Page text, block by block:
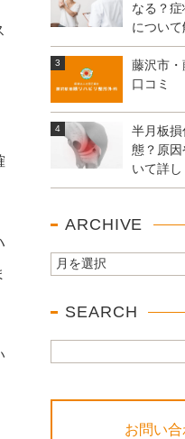
なる？
について
藤沢市・
口コミ
半月板
態？原
いて詳し
ARCHIVE
SEARCH
お問い